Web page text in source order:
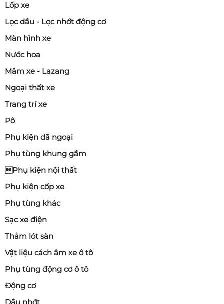
Lốp xe
Lọc dầu - Lọc nhớt động cơ
Màn hình xe
Nước hoa
Mâm xe - Lazang
Ngoại thất xe
Trang trí xe
Pô
Phụ kiện dã ngoại
Phụ tùng khung gầm
Phụ kiện nội thất
Phụ kiện cốp xe
Phụ tùng khác
Sạc xe điện
Thảm lót sàn
Vật liệu cách âm xe ô tô
Phụ tùng động cơ ô tô
Động cơ
Dầu nhớt